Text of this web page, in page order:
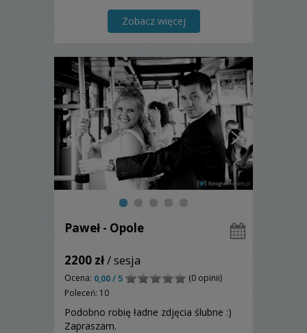
Zobacz więcej
Paweł - Opole
2200 zł/ sesja
Ocena: 0,00 / 5
(0 opinii)
Poleceń: 10
Podobno robię ładne zdjęcia ślubne :)
Zapraszam.